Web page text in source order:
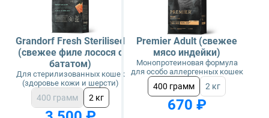
Grandorf Fresh Sterilised
(свежее филе лосося с
бататом)
Для стерилизованных кошек
(здоровье кожи и шерсти)
400 грамм 2 кг
Premier Adult (свежее
мясо индейки)
Монопротеиновая формула
для особо аллергенных кошек
400 грамм 2 кг
670 ₽